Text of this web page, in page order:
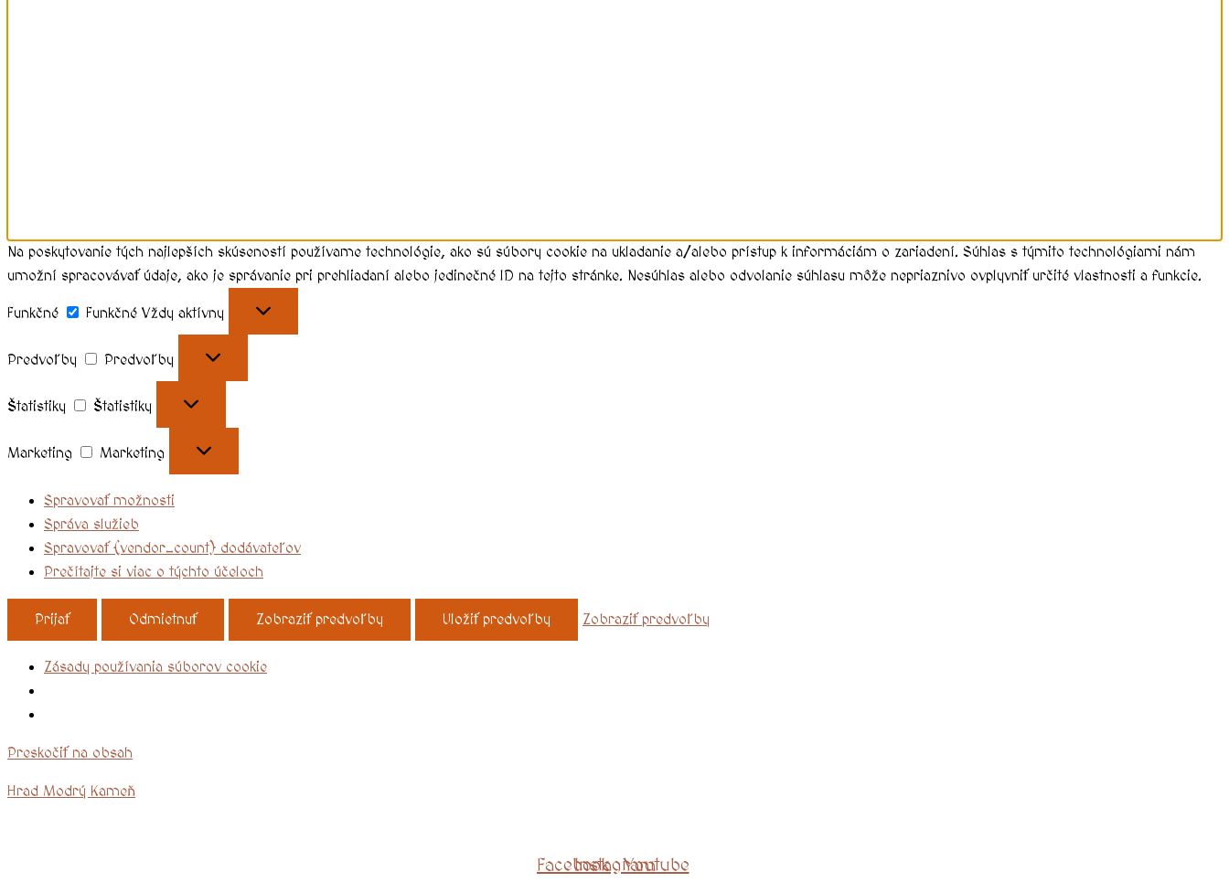
Na poskytovanie tých najlepších skúseností používame technológie, ako sú súbory cookie na ukladanie a/alebo prístup k informáciám o zariadení. Súhlas s týmito technológiami nám
umožní spracovávať údaje, ako je správanie pri prehliadaní alebo jedinečné ID na tejto stránke. Nesúhlas alebo odvolanie súhlasu môže nepriaznivo ovplyvniť určité vlastnosti a funkcie.
Funkčné Funkčné Vždy aktívny
Predvoľby Predvoľby
Štatistiky Štatistiky
Marketing Marketing
Spravovať možnosti
Správa služieb
Spravovať {vendor_count} dodávateľov
Prečítajte si viac o týchto účeloch
Prijať Odmietnuť Zobraziť predvoľby Uložiť predvoľby Zobraziť predvoľby
Zásady používania súborov cookie
Preskočiť na obsah
Hrad Modrý Kameň
FacebookInstagramYoutube